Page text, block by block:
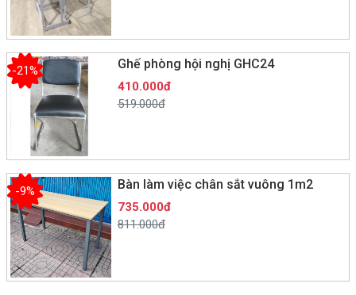
Ghế phòng hội nghị GHC24
-21%
410.000đ
519.000đ
Bàn làm việc chân sắt vuông 1m2
-9%
735.000đ
811.000đ